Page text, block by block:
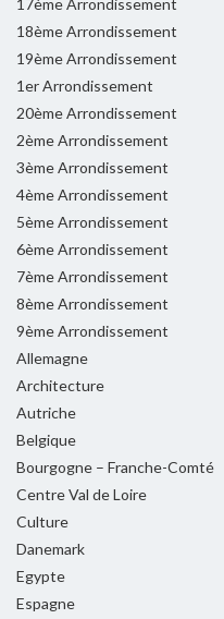
18ème Arrondissement
19ème Arrondissement
1er Arrondissement
20ème Arrondissement
2ème Arrondissement
3ème Arrondissement
4ème Arrondissement
5ème Arrondissement
6ème Arrondissement
7ème Arrondissement
8ème Arrondissement
9ème Arrondissement
Allemagne
Architecture
Autriche
Belgique
Bourgogne – Franche-Comté
Centre Val de Loire
Culture
Danemark
Egypte
Espagne